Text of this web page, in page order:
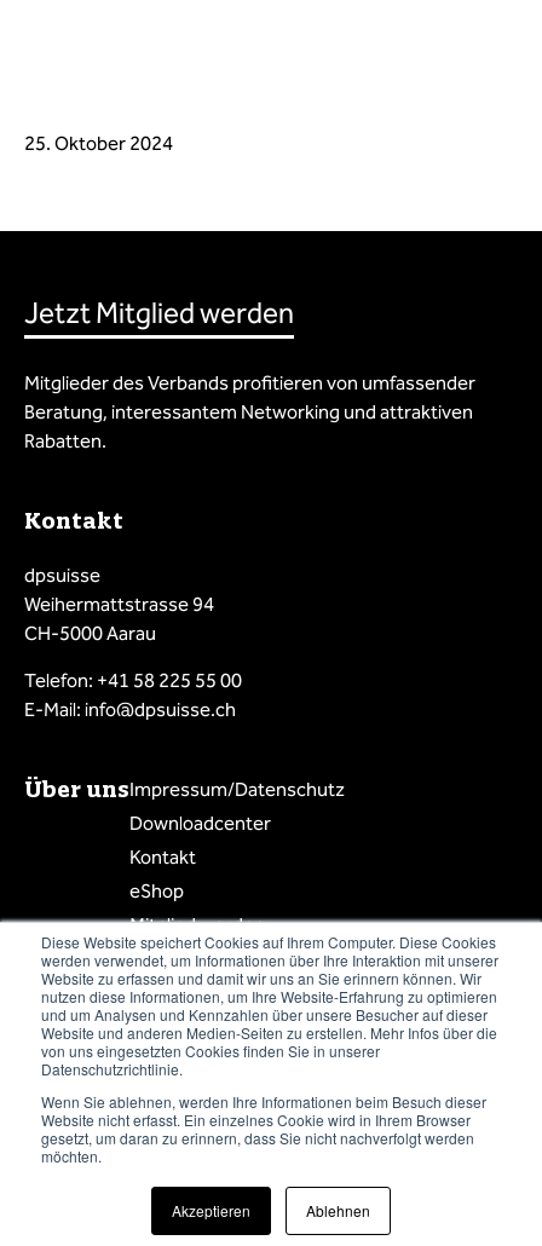
Diese Website speichert Cookies auf Ihrem Computer. Diese Cookies
werden verwendet, um Informationen über Ihre Interaktion mit unserer
Website zu erfassen und damit wir uns an Sie erinnern können. Wir
nutzen diese Informationen, um Ihre Website-Erfahrung zu optimieren
und um Analysen und Kennzahlen über unsere Besucher auf dieser
Website und anderen Medien-Seiten zu erstellen. Mehr Infos über die
von uns eingesetzten Cookies finden Sie in unserer
Datenschutzrichtlinie.
Wenn Sie ablehnen, werden Ihre Informationen beim Besuch dieser
Website nicht erfasst. Ein einzelnes Cookie wird in Ihrem Browser
gesetzt, um daran zu erinnern, dass Sie nicht nachverfolgt werden
möchten.
Akzeptieren Ablehnen
25. Oktober 2024
Jetzt Mitglied werden
Mitglieder des Verbands profitieren von umfassender
Beratung, interessantem Networking und attraktiven
Rabatten.
Kontakt
dpsuisse
Weihermattstrasse 94
CH-5000 Aarau
Telefon: +41 58 225 55 00
E-Mail: info@dpsuisse.ch
Über unsImpressum/Datenschutz
Downloadcenter
Kontakt
eShop
Mitglied werden
Mitgliederbereich
Mitgliederliste
Newsletter abonnieren